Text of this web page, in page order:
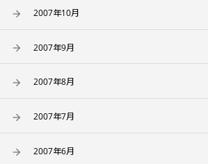
2007年10月
2007年9月
2007年8月
2007年7月
2007年6月